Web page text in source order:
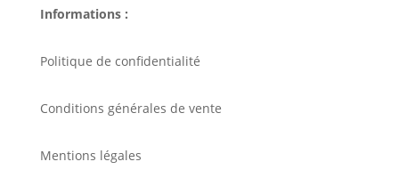
Informations :
Politique de confidentialité
Conditions générales de vente
Mentions légales